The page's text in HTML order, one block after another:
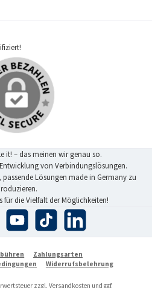
it! – das meinen wir genau so.
von Verbindungslösungen.
Lösungen made in Germany zu
für die Vielfalt der Möglichkeiten!
YouTube TikTok LinkedIn
Zahlungsarten
Widerrufsbelehrung
zzgl. Versandkosten und ggf.